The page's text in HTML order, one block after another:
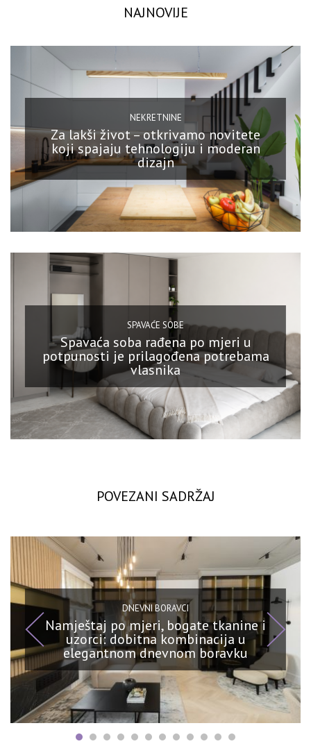
NAJNOVIJE
NEKRETNINE
Za lakši život – otkrivamo novitete
koji spajaju tehnologiju i moderan
dizajn
SPAVAĆE SOBE
Spavaća soba rađena po mjeri u
potpunosti je prilagođena potrebama
vlasnika
POVEZANI SADRŽAJ
DNEVNI BORAVCI
Namještaj po mjeri, bogate tkanine i
uzorci: dobitna kombinacija u
elegantnom dnevnom boravku